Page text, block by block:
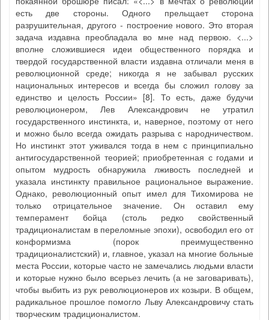
есть две стороны. Одного прельщает сторона
разрушительная, другого - построение нового. Это вторая
задача издавна преобладала во мне над первою. <...>
вполне сложившиеся идеи общественного порядка и
твердой государственной власти издавна отличали меня в
революционной среде; никогда я не забывал русских
национальных интересов и всегда бы сложил голову за
единство и целость России» [8]. То есть, даже будучи
революционером, Лев Александрович не утратил
государственного инстинкта, и, наверное, поэтому от него
и можно было всегда ожидать разрыва с народничеством.
Но инстинкт этот уживался тогда в нем с принципиально
антигосударственной теорией; приобретенная с годами и
опытом мудрость обнаружила лживость последней и
указала инстинкту правильное рациональное выражение.
Однако, революционный опыт имел для Тихомирова не
только отрицательное значение. Он оставил ему
темперамент бойца (столь редко свойственный
традиционалистам в переломные эпохи), освободил его от
конформизма (порок преимущественно
традиционалистский) и, главное, указал на многие больные
места России, которые часто не замечались людьми власти
и которые нужно было всерьез лечить (а не заговаривать),
чтобы выбить из рук революционеров их козыри. В общем,
радикальное прошлое помогло Льву Александровичу стать
творческим традиционалистом.